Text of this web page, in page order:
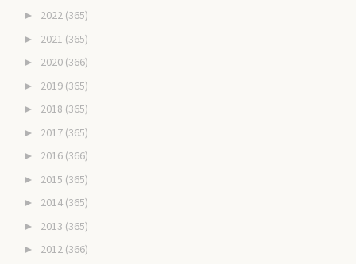
► 2022 (365)
► 2021 (365)
► 2020 (366)
► 2019 (365)
► 2018 (365)
► 2017 (365)
► 2016 (366)
► 2015 (365)
► 2014 (365)
► 2013 (365)
► 2012 (366)